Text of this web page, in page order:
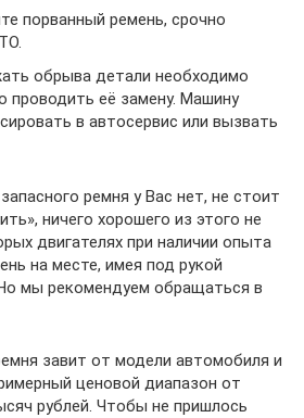
порванный ремень, срочно
обрыва детали необходимо
проводить её замену. Машину
в автосервис или вызвать
ремня у Вас нет, не стоит
ничего хорошего из этого не
двигателях при наличии опыта
на месте, имея под рукой
мы рекомендуем обращаться в
завит от модели автомобиля и
ценовой диапазон от
рублей. Чтобы не пришлось